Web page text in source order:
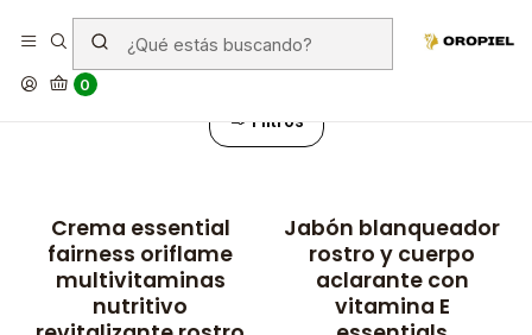
0
Vitaminas
Filtros
Crema essential
fairness oriflame
multivitaminas
nutritivo
Jabón blanqueador
rostro y cuerpo
aclarante con
vitamina E